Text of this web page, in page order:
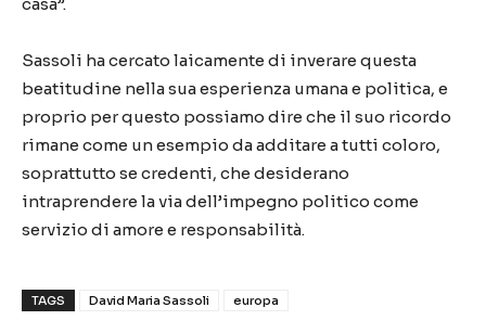
Sassoli ha cercato laicamente di inverare questa
beatitudine nella sua esperienza umana e politica, e
proprio per questo possiamo dire che il suo ricordo
rimane come un esempio da additare a tutti coloro,
soprattutto se credenti, che desiderano
intraprendere la via dell’impegno politico come
servizio di amore e responsabilità.
TAGS David Maria Sassoli europa